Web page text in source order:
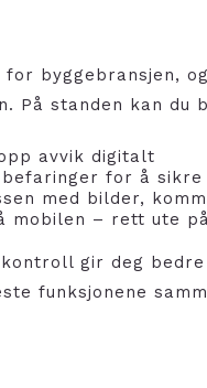
byggebransjen,
På standen kan du
avvik digitalt
for å
med bilder,
mobilen – rett ute
gir deg
funksjonene